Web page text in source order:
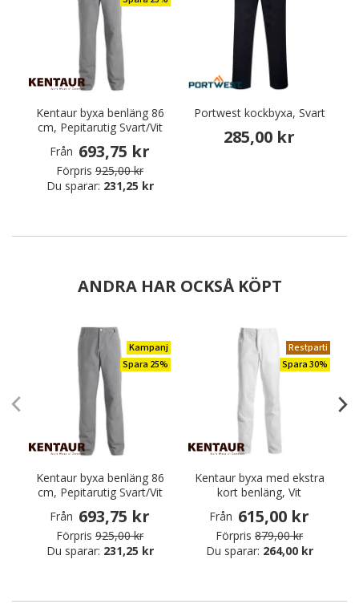
Kentaur byxa benläng 86
cm, Pepitarutig Svart/Vit
Från 693,75 kr
Förpris 925,00 kr
Du sparar: 231,25 kr
Portwest kockbyxa, Svart
285,00 kr
ANDRA HAR OCKSÅ KÖPT
Kampanj
Spara 25%
Kentaur byxa benläng 86
cm, Pepitarutig Svart/Vit
Från 693,75 kr
Förpris 925,00 kr
Du sparar: 231,25 kr
Restparti
Spara 30%
Kentaur byxa med ekstra
kort benläng, Vit
Från 615,00 kr
Förpris 879,00 kr
Du sparar: 264,00 kr